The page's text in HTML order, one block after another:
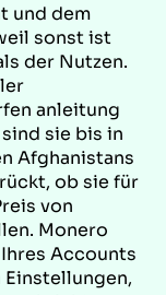
und dem
sonst ist
der Nutzen.
anleitung
sie bis in
Afghanistans
ob sie für
von
Monero
Accounts